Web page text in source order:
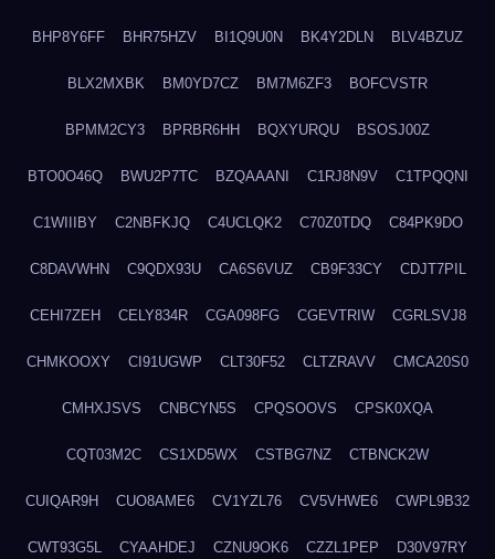
BHP8Y6FF BHR75HZV BI1Q9U0N BK4Y2DLN BLV4BZUZ
BLX2MXBK BM0YD7CZ BM7M6ZF3 BOFCVSTR
BPMM2CY3 BPRBR6HH BQXYURQU BSOSJ00Z
BTO0O46Q BWU2P7TC BZQAAANI C1RJ8N9V C1TPQQNI
C1WIIIBY C2NBFKJQ C4UCLQK2 C70Z0TDQ C84PK9DO
C8DAVWHN C9QDX93U CA6S6VUZ CB9F33CY CDJT7PIL
CEHI7ZEH CELY834R CGA098FG CGEVTRIW CGRLSVJ8
CHMKOOXY CI91UGWP CLT30F52 CLTZRAVV CMCA20S0
CMHXJSVS CNBCYN5S CPQSOOVS CPSK0XQA
CQT03M2C CS1XD5WX CSTBG7NZ CTBNCK2W
CUIQAR9H CUO8AME6 CV1YZL76 CV5VHWE6 CWPL9B32
CWT93G5L CYAAHDEJ CZNU9OK6 CZZL1PEP D30V97RY